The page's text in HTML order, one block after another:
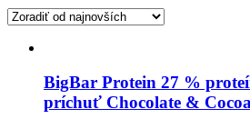
BigBar Protein 27 %
príchuť Chocolate &